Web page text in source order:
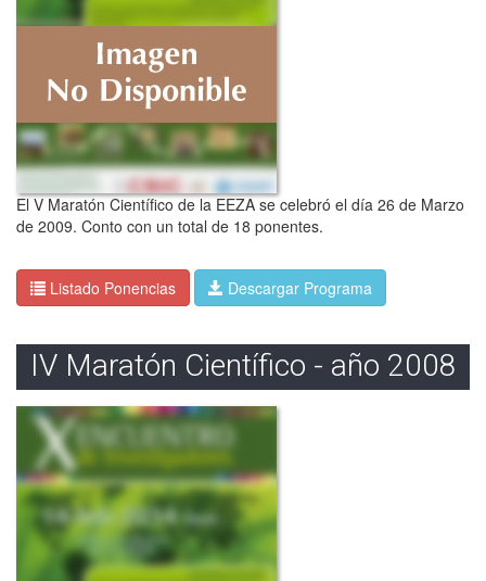
El V Maratón Científico de la EEZA se celebró el día 26 de Marzo
de 2009. Conto con un total de 18 ponentes.
Listado Ponencias Descargar Programa
IV Maratón Científico - año 2008